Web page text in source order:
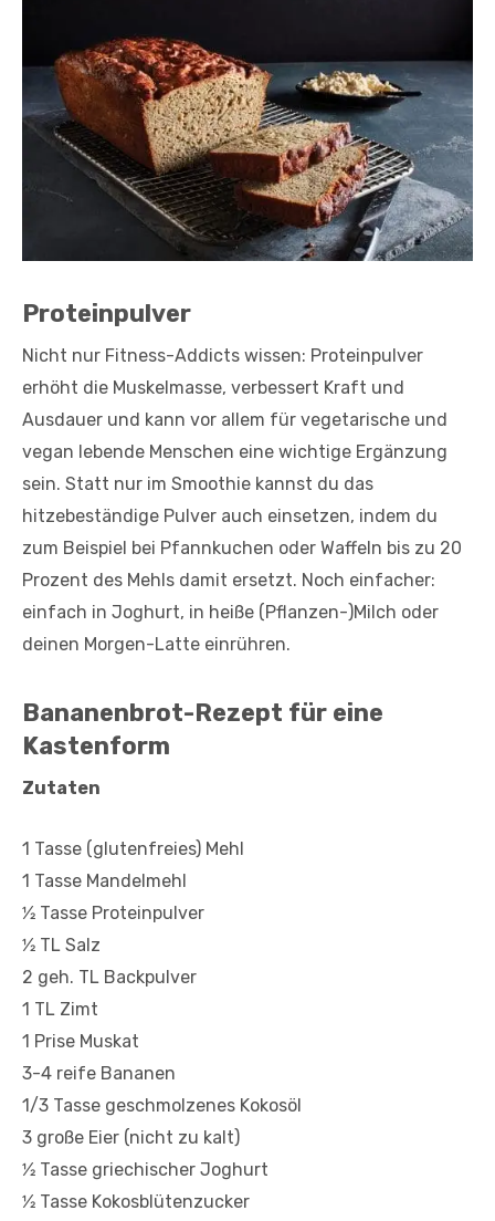
Proteinpulver
Nicht nur Fitness-Addicts wissen: Proteinpulver
erhöht die Muskelmasse, verbessert Kraft und
Ausdauer und kann vor allem für vegetarische und
vegan lebende Menschen eine wichtige Ergänzung
sein. Statt nur im Smoothie kannst du das
hitzebeständige Pulver auch einsetzen, indem du
zum Beispiel bei Pfannkuchen oder Waffeln bis zu 20
Prozent des Mehls damit ersetzt. Noch einfacher:
einfach in Joghurt, in heiße (Pflanzen-)Milch oder
deinen Morgen-Latte einrühren.
Bananenbrot-Rezept für eine
Kastenform
Zutaten
1 Tasse (glutenfreies) Mehl
1 Tasse Mandelmehl
1⁄2 Tasse Proteinpulver
1⁄2 TL Salz
2 geh. TL Backpulver
1 TL Zimt
1 Prise Muskat
3-4 reife Bananen
1/3 Tasse geschmolzenes Kokosöl
3 große Eier (nicht zu kalt)
1⁄2 Tasse griechischer Joghurt
1⁄2 Tasse Kokosblütenzucker